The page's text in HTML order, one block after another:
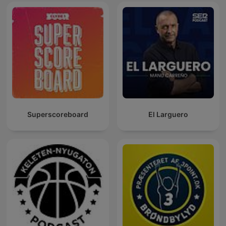
Superscoreboard El Larguero